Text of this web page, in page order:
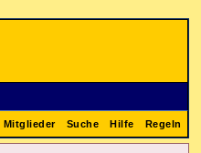
Regeln
Hilfe
Suche
Mitglieder